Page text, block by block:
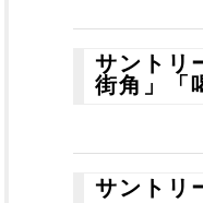
サントリ
街角」「
サントリ